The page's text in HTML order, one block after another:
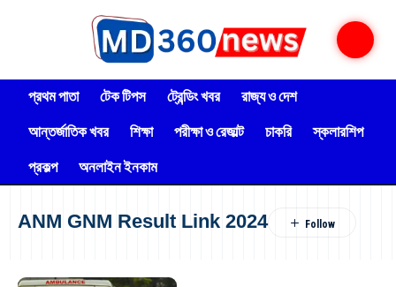
প্রথম পাতা টেক টিপস ট্রেন্ডিং খবর
রাজ্য ও দেশ
আন্তর্জাতিক খবর
শিক্ষা পরীক্ষা ও রেজাল্ট চাকরি
স্কলারশিপ
প্রকল্প
অনলাইন ইনকাম
ANM GNM Result Link 2024